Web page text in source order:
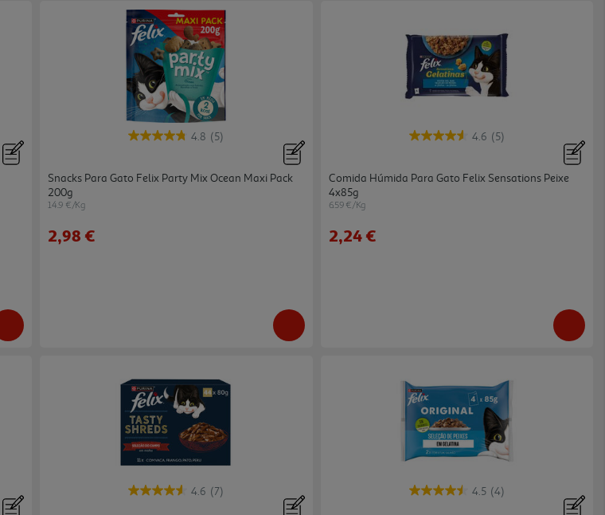
4.8 (5)
Snacks Para Gato Felix Party Mix Ocean Maxi Pack
200g
14.9 €/Kg
2,98 €
4.6 (5)
Comida Húmida Para Gato Felix Sensations Peixe
4x85g
6.59 €/Kg
2,24 €
4.6 (7) 4.5 (4)